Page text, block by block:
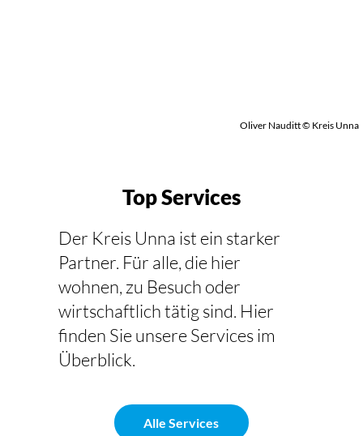
Oliver Nauditt © Kreis Unna
Top Services
Der Kreis Unna ist ein starker
Partner. Für alle, die hier
wohnen, zu Besuch oder
wirtschaftlich tätig sind. Hier
finden Sie unsere Services im
Überblick.
Alle Services